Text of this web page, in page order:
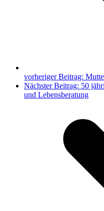
vorheriger Beitrag:
Nächster Beitrag: 50
und Lebensberatung